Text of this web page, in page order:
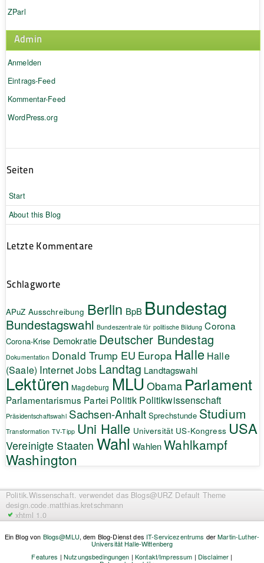
ZParl
Admin
Anmelden
Eintrags-Feed
Kommentar-Feed
WordPress.org
Seiten
Start
About this Blog
Letzte Kommentare
Schlagworte
APuZ Ausschreibung Berlin BpB Bundestag
Bundestagswahl Bundeszentrale für politische Bildung Corona
Corona-Krise Demokratie Deutscher Bundestag
Dokumentation Donald Trump EU Europa Halle Halle
(Saale) InternetJobs Landtag Landtagswahl
Lektüren Magdeburg MLU Obama Parlament
Parlamentarismus Partei Politik Politikwissenschaft
Präsidentschaftswahl Sachsen-Anhalt Sprechstunde Studium
Transformation TV-Tipp Uni Halle Universität US-Kongress USA
Vereinigte Staaten Wahl Wahlen Wahlkampf
Washington
Politik.Wissenschaft. verwendet das Blogs@URZ Default Theme
design.code.matthias.kretschmann
xhtml 1.0
Ein Blog von Blogs@MLU, dem Blog-Dienst des IT-Servicezentrums derMartin-Luther-
Universität Halle-Wittenberg
Features | Nutzungsbedingungen |Kontakt/Impressum | Disclaimer |